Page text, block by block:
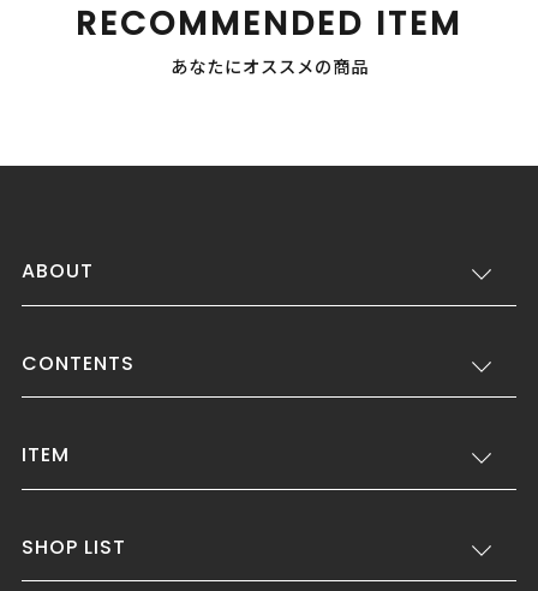
RECOMMENDED ITEM
あなたにオススメの商品
ABOUT
CONTENTS
ITEM
SHOP LIST